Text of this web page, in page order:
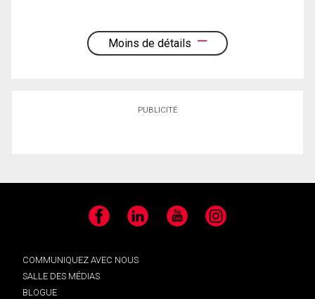
Moins de détails
PUBLICITÉ
Facebook LinkedIn YouTube Instagram
COMMUNIQUEZ AVEC NOUS
SALLE DES MÉDIAS
BLOGUE